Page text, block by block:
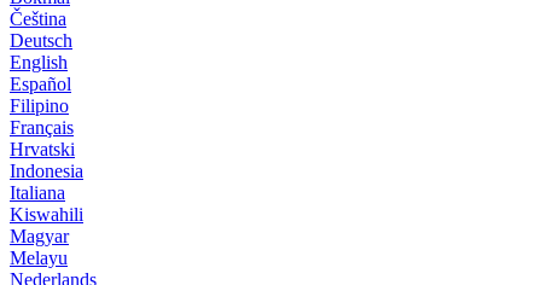
Čeština
Deutsch
English
Español
Filipino
Français
Hrvatski
Indonesia
Italiana
Kiswahili
Magyar
Melayu
Nederlands